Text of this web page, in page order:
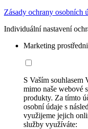
Zásady ochrany osobních
Individuální nastavení
Marketing
S Vaším souhlasem
mimo naše webové
produkty. Za tímto
osobní údaje s
využijeme jejich
služby využíváte: